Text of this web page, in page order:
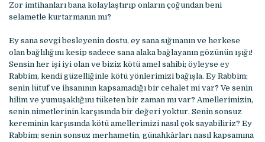
Zor imtihanları bana kolaylaştırıp onların çoğundan beni
selametle kurtarmanın mı?
Ey sana sevgi besleyenin dostu, ey sana sığınanın ve herkese
olan bağlılığını kesip sadece sana alaka bağlayanın gözünün ışığı!
Sensin her işi iyi olan ve biziz kötü amel sahibi; öyleyse ey
Rabbim, kendi güzelliğinle kötü yönlerimizi bağışla. Ey Rabbim;
senin lütuf ve ihsanının kapsamadığı bir cehalet mi var? Ve senin
hilim ve yumuşaklığını tüketen bir zaman mı var? Amellerimizin,
senin nimetlerinin karşısında bir değeri yoktur. Senin sonsuz
kereminin karşısında kötü amellerimizi nasıl çok sayabiliriz? Ey
Rabbim; senin sonsuz merhametin, günahkârları nasıl kapsamına